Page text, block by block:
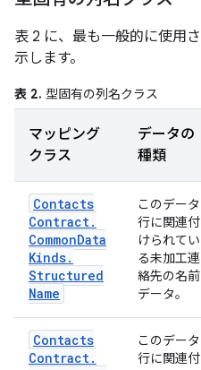
表 2 に、最も一般的に使用
示します。
表 2. 型固有の列名クラス
マッピング
クラス
データの
種類
Contacts
Contract.
CommonData
Kinds.
Structured
Name
このデータ
行に関連付
けられてい
る未加工連
絡先の名前
データ。
Contacts
Contract.
このデータ
行に関連付